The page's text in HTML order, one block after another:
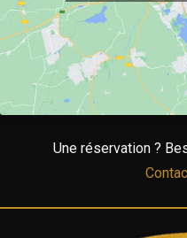
Une réservation ?